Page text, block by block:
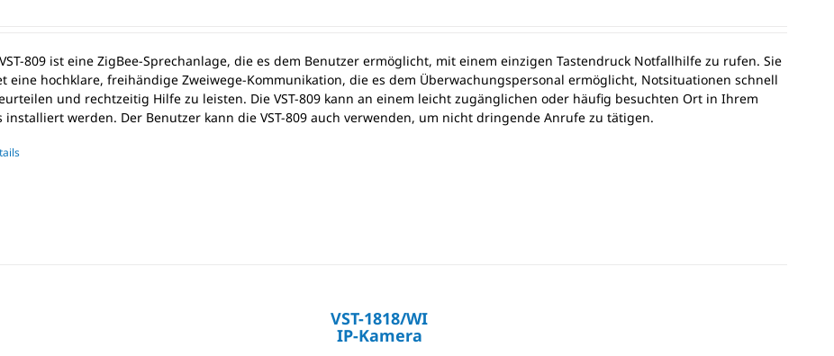
809 ist eine ZigBee-Sprechanlage, die es dem Benutzer ermöglicht, mit einem einzigen Tastendruck Notfallhilfe zu rufen. Sie
eine hochklare, freihändige Zweiwege-Kommunikation, die es dem Überwachungspersonal ermöglicht, Notsituationen schnell
und rechtzeitig Hilfe zu leisten. Die VST-809 kann an einem leicht zugänglichen oder häufig besuchten Ort in Ihrem
installiert werden. Der Benutzer kann die VST-809 auch verwenden, um nicht dringende Anrufe zu tätigen.
VST-1818/WI
IP-Kamera